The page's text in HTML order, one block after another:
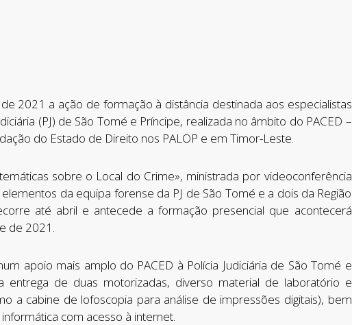
2021 a ação de formação à distância destinada aos especialistas
(PJ) de São Tomé e Príncipe, realizada no âmbito do PACED –
do Estado de Direito nos PALOP e em Timor-Leste.
sobre o Local do Crime», ministrada por videoconferência
da equipa forense da PJ de São Tomé e a dois da Região
até abril e antecede a formação presencial que acontecerá
de 2021.
apoio mais amplo do PACED à Polícia Judiciária de São Tomé e
entrega de duas motorizadas, diverso material de laboratório e
a cabine de lofoscopia para análise de impressões digitais), bem
com acesso à internet.